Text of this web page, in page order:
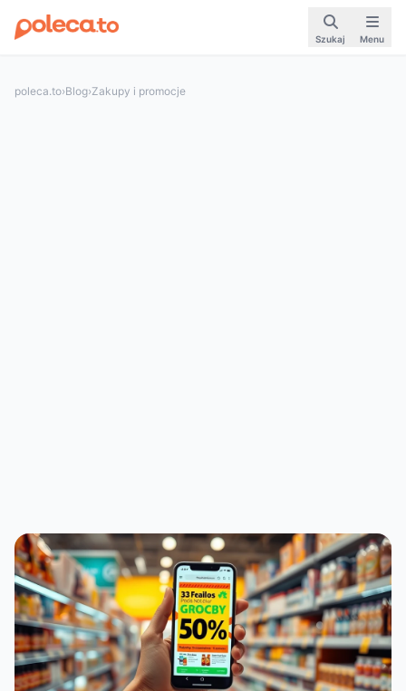
Szukaj Menu
poleca.to›Blog›Zakupy i promocje